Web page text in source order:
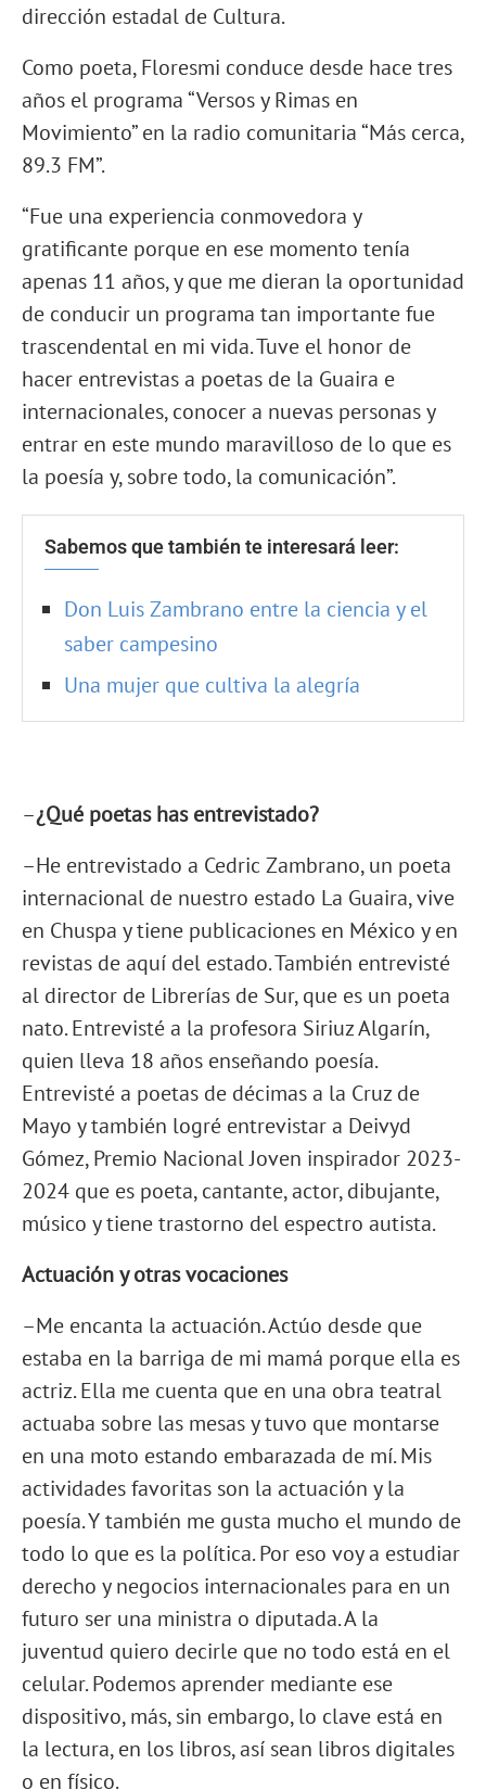
dirección estadal de Cultura.
Como poeta, Floresmi conduce desde hace tres
años el programa “Versos y Rimas en
Movimiento” en la radio comunitaria “Más cerca,
89.3 FM”.
“Fue una experiencia conmovedora y
gratificante porque en ese momento tenía
apenas 11 años, y que me dieran la oportunidad
de conducir un programa tan importante fue
trascendental en mi vida. Tuve el honor de
hacer entrevistas a poetas de la Guaira e
internacionales, conocer a nuevas personas y
entrar en este mundo maravilloso de lo que es
la poesía y, sobre todo, la comunicación”.
Sabemos que también te interesará leer:
Don Luis Zambrano entre la ciencia y el
saber campesino
Una mujer que cultiva la alegría
–¿Qué poetas has entrevistado?
–He entrevistado a Cedric Zambrano, un poeta
internacional de nuestro estado La Guaira, vive
en Chuspa y tiene publicaciones en México y en
revistas de aquí del estado. También entrevisté
al director de Librerías de Sur, que es un poeta
nato. Entrevisté a la profesora Siriuz Algarín,
quien lleva 18 años enseñando poesía.
Entrevisté a poetas de décimas a la Cruz de
Mayo y también logré entrevistar a Deivyd
Gómez, Premio Nacional Joven inspirador 2023-
2024 que es poeta, cantante, actor, dibujante,
músico y tiene trastorno del espectro autista.
Actuación y otras vocaciones
–Me encanta la actuación. Actúo desde que
estaba en la barriga de mi mamá porque ella es
actriz. Ella me cuenta que en una obra teatral
actuaba sobre las mesas y tuvo que montarse
en una moto estando embarazada de mí. Mis
actividades favoritas son la actuación y la
poesía. Y también me gusta mucho el mundo de
todo lo que es la política. Por eso voy a estudiar
derecho y negocios internacionales para en un
futuro ser una ministra o diputada. A la
juventud quiero decirle que no todo está en el
celular. Podemos aprender mediante ese
dispositivo, más, sin embargo, lo clave está en
la lectura, en los libros, así sean libros digitales
o en físico.